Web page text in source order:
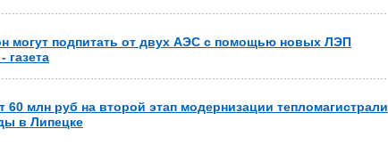
могут подпитать от двух АЭС с помощью новых ЛЭП
газета
60 млн руб на второй этап модернизации тепломагистрали
в Липецке